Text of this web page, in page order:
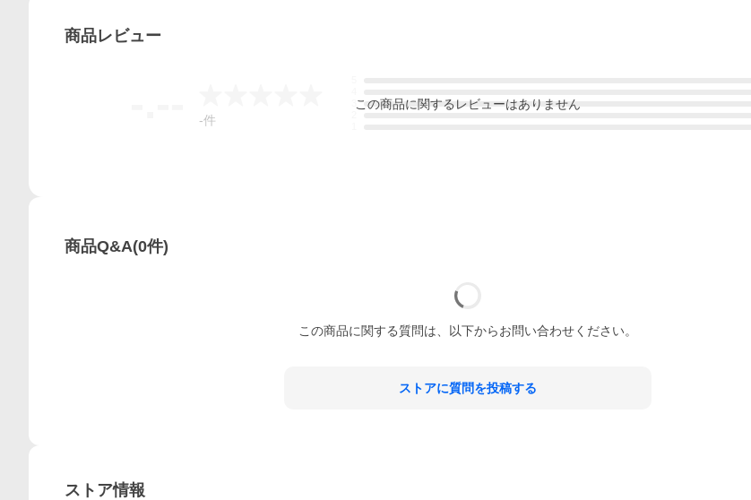
商品レビュー
-件
この商品に関するレビューはありません
商品Q&A(0件)
この商品に関する質問は、以下からお問い合わせください。
ストアに質問を投稿する
ストア情報